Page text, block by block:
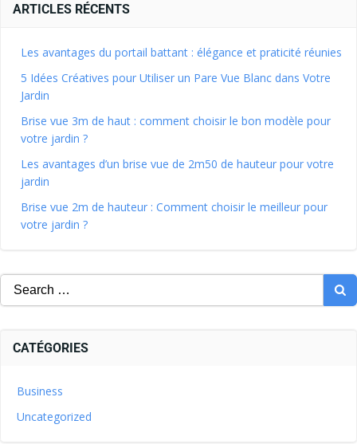
ARTICLES RÉCENTS
Les avantages du portail battant : élégance et praticité réunies
5 Idées Créatives pour Utiliser un Pare Vue Blanc dans Votre
Jardin
Brise vue 3m de haut : comment choisir le bon modèle pour
votre jardin ?
Les avantages d’un brise vue de 2m50 de hauteur pour votre
jardin
Brise vue 2m de hauteur : Comment choisir le meilleur pour
votre jardin ?
CATÉGORIES
Business
Uncategorized